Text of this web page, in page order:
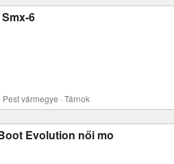
6
vármegye · Tárnok
Evolution női mo